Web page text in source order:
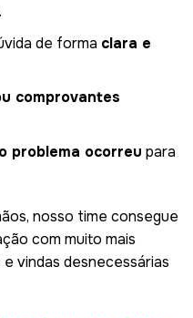
de forma clara e
comprovantes
problema ocorreu para
nosso time consegue
com muito mais
vindas desnecessárias